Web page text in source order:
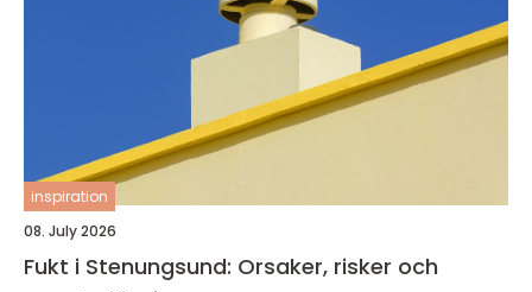
inspiration
08. July 2026
Fukt i Stenungsund: Orsaker, risker och